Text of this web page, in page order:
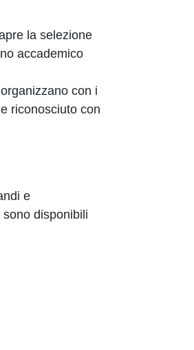
la selezione
accademico
con i
riconosciuto con
e
disponibili